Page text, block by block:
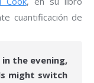
cuantificación de
the evening,
might switch